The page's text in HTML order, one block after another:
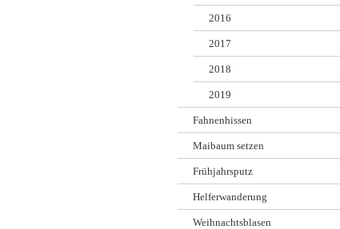
2016
2017
2018
2019
Fahnenhissen
Maibaum setzen
Frühjahrsputz
Helferwanderung
Weihnachtsblasen